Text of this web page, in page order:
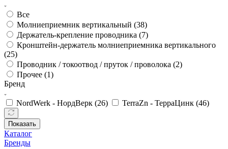
Все
Молниеприемник вертикальный (38)
Держатель-крепление проводника (7)
Кронштейн-держатель молниеприемника вертикального
(25)
Проводник / токоотвод / пруток / проволока (2)
Прочее (1)
Бренд
NordWerk - НордВерк (26) TerraZn - ТерраЦинк (46)
Показать
Каталог
Бренды